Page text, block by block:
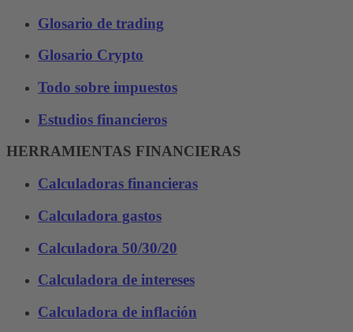
Glosario de trading
Glosario Crypto
Todo sobre impuestos
Estudios financieros
HERRAMIENTAS FINANCIERAS
Calculadoras financieras
Calculadora gastos
Calculadora 50/30/20
Calculadora de intereses
Calculadora de inflación